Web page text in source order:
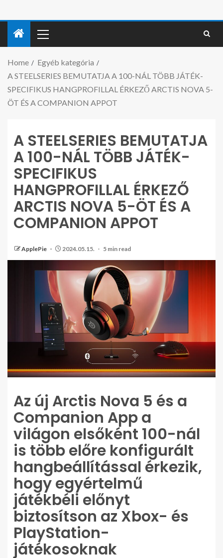
Home
Egyéb kategória
A STEELSERIES BEMUTATJA A 100-NÁL TÖBB JÁTÉK-
SPECIFIKUS HANGPROFILLAL ÉRKEZŐ ARCTIS NOVA 5-
ÖT ÉS A COMPANION APPOT
A STEELSERIES BEMUTATJA
A 100-NÁL TÖBB JÁTÉK-
SPECIFIKUS
HANGPROFILLAL ÉRKEZŐ
ARCTIS NOVA 5-ÖT ÉS A
COMPANION APPOT
ApplePie 2024.05.15. 5 min read
Az új Arctis Nova 5 és a
Companion App a
világon elsőként 100-nál
is több előre konfigurált
hangbeállítással érkezik,
hogy egyértelmű
játékbéli előnyt
biztosítson az Xbox- és
PlayStation-
játékosoknak